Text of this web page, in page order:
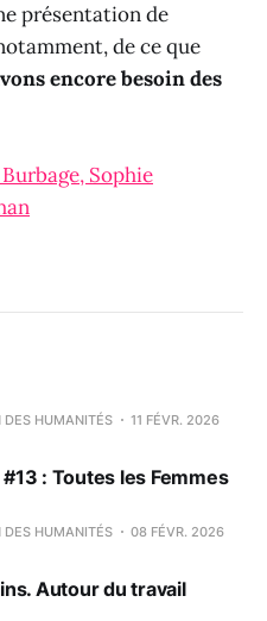
présentation de
de ce que
encore besoin des
Sophie
DES HUMANITÉS 11 FÉVR. 2026
: Toutes les Femmes
DES HUMANITÉS 08 FÉVR. 2026
Autour du travail